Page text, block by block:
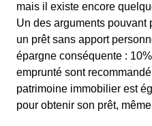
mais il existe encore
Un des arguments pouvant
un prêt sans apport
épargne conséquente :
emprunté sont
patrimoine immobilier est
pour obtenir son prêt,